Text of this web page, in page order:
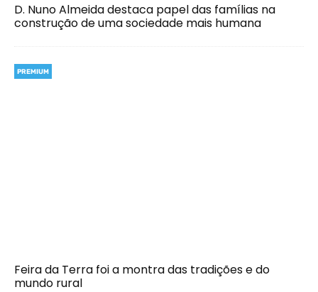
D. Nuno Almeida destaca papel das famílias na
construção de uma sociedade mais humana
PREMIUM
Feira da Terra foi a montra das tradições e do
mundo rural